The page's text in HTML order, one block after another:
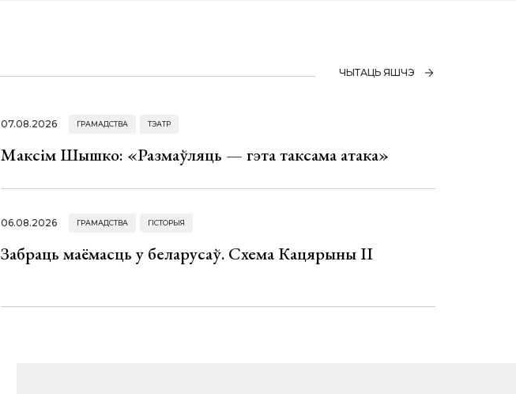
ЧЫТАЦЬ ЯШЧЭ
07.08.2026 ГРАМАДСТВА ТЭАТР
Максім Шышко: «Размаўляць — гэта таксама атака»
06.08.2026 ГРАМАДСТВА ГІСТОРЫЯ
Забраць маёмасць у беларусаў. Схема Кацярыны ІІ